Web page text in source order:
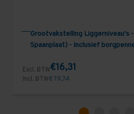
Grootvakstelling Liggerniveau's
Spaanplaat) - Inclusief
Excl. BTW€16,31
Incl. BTW€ 19,74